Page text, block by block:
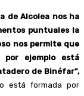
de Alcolea nos ha
puntuales la
nos permite que
ejemplo está
de Binéfar”,
está formada por